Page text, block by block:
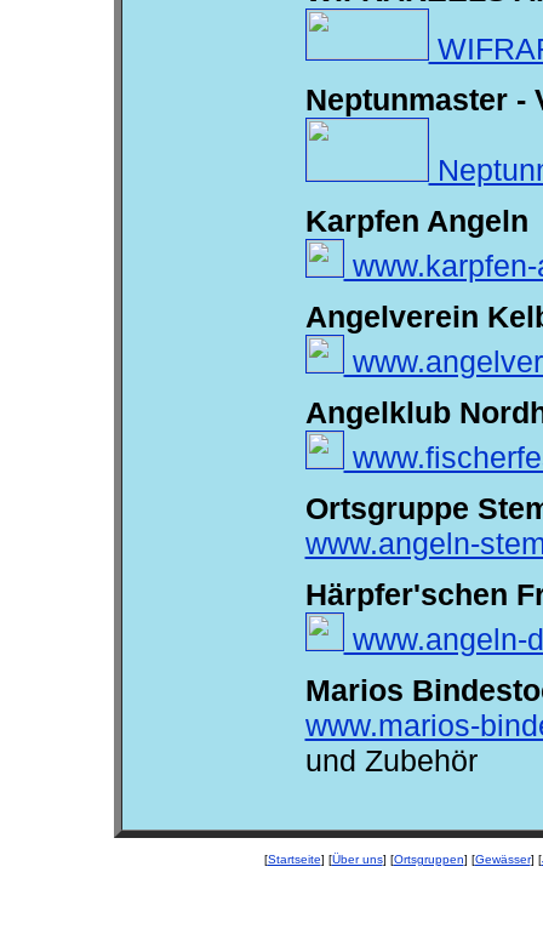
Neptunmaster -
Karpfen Angeln
Angelverein
Angelklub
Ortsgruppe
www.angeln-
Härpfer'schen
www.angeln-
Marios
www.marios-
und Zubehör
[Startseite] [Über uns] [Ortsgruppen] [Gewässer] [